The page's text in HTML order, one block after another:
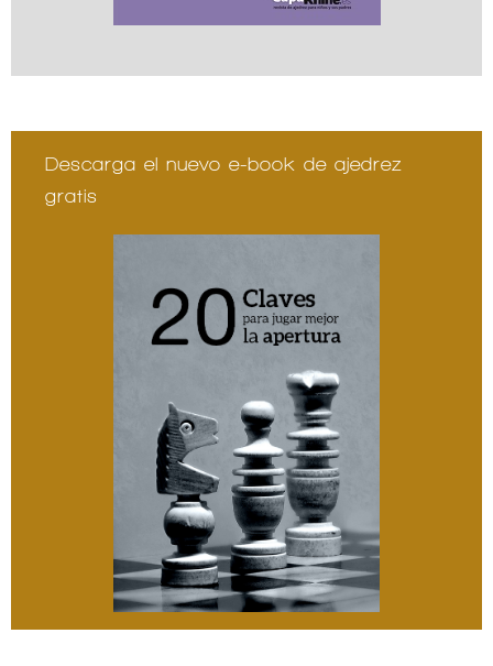
Descarga el nuevo e-book de ajedrez
gratis